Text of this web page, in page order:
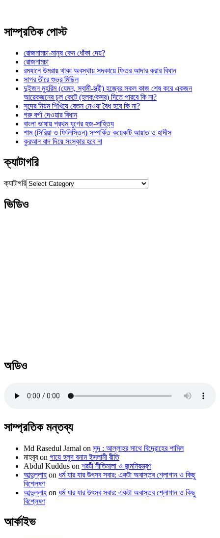
সাম্প্রতিক পোস্ট
রোজনামচা-মানুষ কেন ধোঁকা দেয়?
রোজনামচা
রমযানে উমরায় থাকা অবস্থায় সদকায়ে ফিতর আদার করার বিধান
সাগর তীরে শুভ্র মিছিল
দুইজন মুহরিম (যেমন, স্বামী-স্ত্রী) হজ্বের সকল কাজ শেষ করে একজন
আরেকজনের চুল কেটে (হলক/কসর) দিতে পারবে কি না?
সুদের নিয়ম শিখিয়ে বেতন নেওয়া বৈধ হবে কি না?
গরু বর্গা দেওয়ার বিধান
বাংলা ভাষায় প্রথম যুগের হজ-সাহিত্য
শাম (সিরিয়া ও ফিলিস্তিন) সম্পর্কিত কয়েকটি আয়াত ও হাদীস
কুরআন বাদ দিয়ে সংস্কার হবে না
ক্যাটাগরি
ক্যাটাগরি
ভিডিও
অডিও
সাম্প্রতিক মন্তব্য
Md Rasedul Jamal on সুদ : আল্লাহর সাথে বিদ্রোহের শামিল
মাহবুবon গায়ে হলুদ বনাম ইসলামী রীতি
Abdul Kuddus on শরয়ী নীতিমালা ও জন্মনিয়ন্ত্রণ
আব্দুল্লাহon ধর্ম যার যার উৎসব সবার: একটা অবাস্তব শ্লোগান ও কিছু
বিশ্লেষণ
আব্দুল্লাহon ধর্ম যার যার উৎসব সবার: একটা অবাস্তব শ্লোগান ও কিছু
বিশ্লেষণ
আর্কাইভ